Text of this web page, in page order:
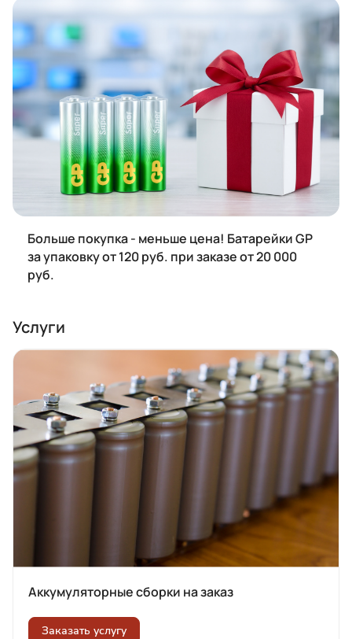
Больше покупка - меньше цена! Батарейки GP
за упаковку от 120 руб. при заказе от 20 000
руб.
Услуги
Аккумуляторные сборки на заказ
Заказать услугу